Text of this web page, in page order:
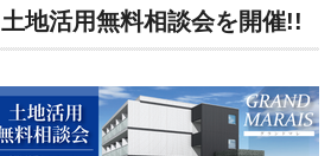
地活用無料相談会を開催!!